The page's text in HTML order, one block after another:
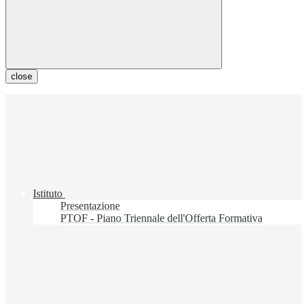
close
Istituto
Presentazione
PTOF - Piano Triennale dell'Offerta Formativa